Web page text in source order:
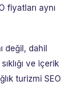
fiyatları aynı
değil, dahil
ve içerik
turizmi SEO